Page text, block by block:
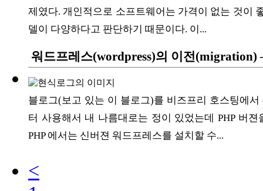
제였다. 개인적으로 소프트웨어는 가격이 없는 것이
델이 다양하다고 판단하기 때문이다. 이...
워드프레스(wordpress)의 이전(migration)
블로그(보고 있는 이 블로그)를 비즈프리 호스팅에
터 사용해서 내 나름대로는 정이 있었는데 PHP 버
PHP 에서는 신버젼 워드프레스를 설치할 수...
<